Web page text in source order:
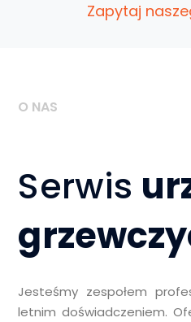
Zapytaj
O NAS
Serwis
Jesteśmy zespołem
letnim doświadczeniem.